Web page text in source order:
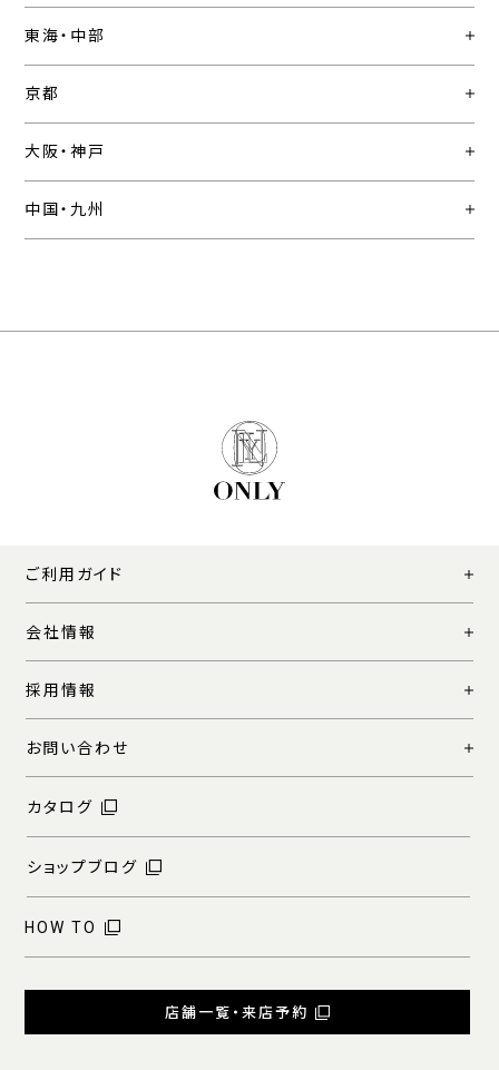
東海・中部
京都
大阪・神戸
中国・九州
ご利用ガイド
会社情報
採用情報
お問い合わせ
カタログ
ショップブログ
HOW TO
店舗一覧・来店予約